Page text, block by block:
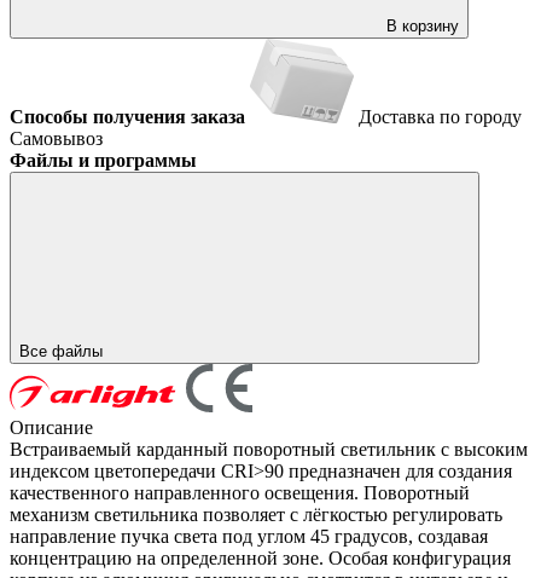
В корзину
Способы получения заказа
Доставка по городу
Самовывоз
Файлы и программы
Все файлы
Описание
Встраиваемый карданный поворотный светильник с высоким
индексом цветопередачи CRI>90 предназначен для создания
качественного направленного освещения. Поворотный
механизм светильника позволяет с лёгкостью регулировать
направление пучка света под углом 45 градусов, создавая
концентрацию на определенной зоне. Особая конфигурация